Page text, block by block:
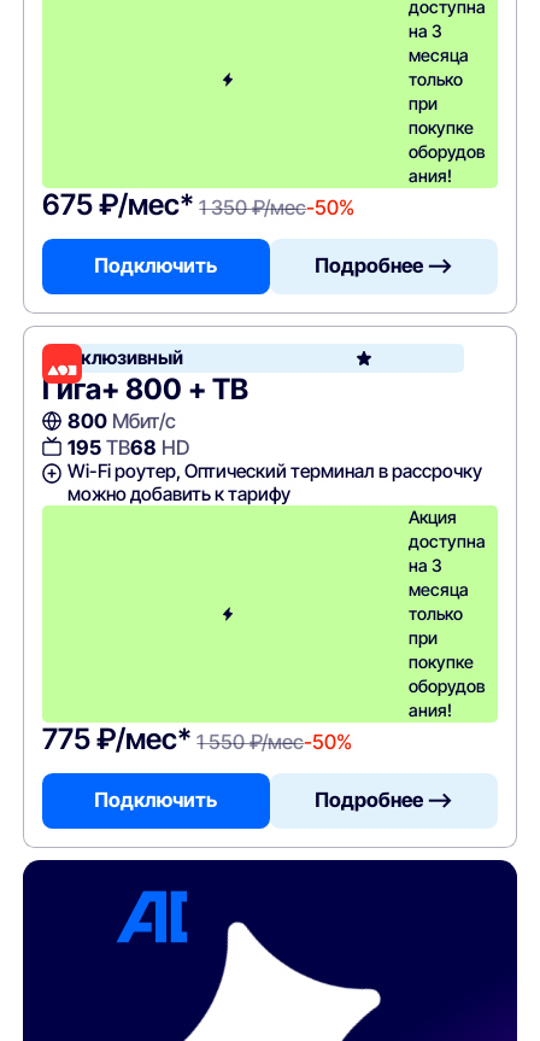
доступна
на 3
месяца
только
при
покупке
оборудов
ания!
675 ₽/мес* 1 350 ₽/мес-50%
Подключить Подробнее —>
Эксклюзивный
Гига+ 800 + ТВ
800Мбит/с
195ТВ68 HD
Wi-Fi роутер, Оптический терминал в рассрочку
можно добавить к тарифу
Акция
доступна
на 3
месяца
только
при
покупке
оборудов
ания!
775 ₽/мес* 1 550 ₽/мес-50%
Подключить Подробнее —>